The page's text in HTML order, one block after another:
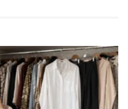
menjadi peranan utama
tidak memberitahu
dianggap memalukan atau tabu.